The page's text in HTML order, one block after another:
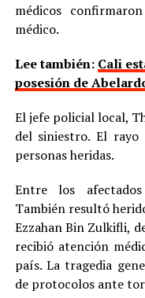
médicos
médico.
Lee también: Cali
posesión de
El jefe policial local,
del siniestro. El
personas heridas.
Entre los
También resultó
Ezzahan Bin Zulkifli,
recibió atención
país. La tragedia
de protocolos ante